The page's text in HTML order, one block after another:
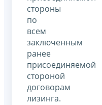
стороны
по
всем
заключенным
ранее
присоединяемой
стороной
договорам
лизинга.